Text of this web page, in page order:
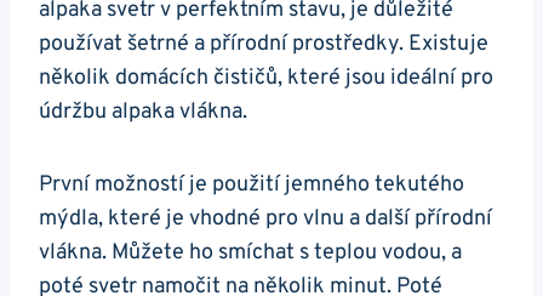
alpaka svetr v perfektním stavu,​ je důležité
používat šetrné a přírodní prostředky. Existuje
několik domácích čističů, které jsou ideální pro
údržbu alpaka ‍vlákna.
První⁢ možností‍ je použití jemného tekutého⁣
mýdla,‌ které je vhodné ​pro ⁤vlnu ⁢a další přírodní‍
vlákna.⁣ Můžete ho smíchat s teplou vodou, a
poté svetr namočit na několik minut. ‍Poté